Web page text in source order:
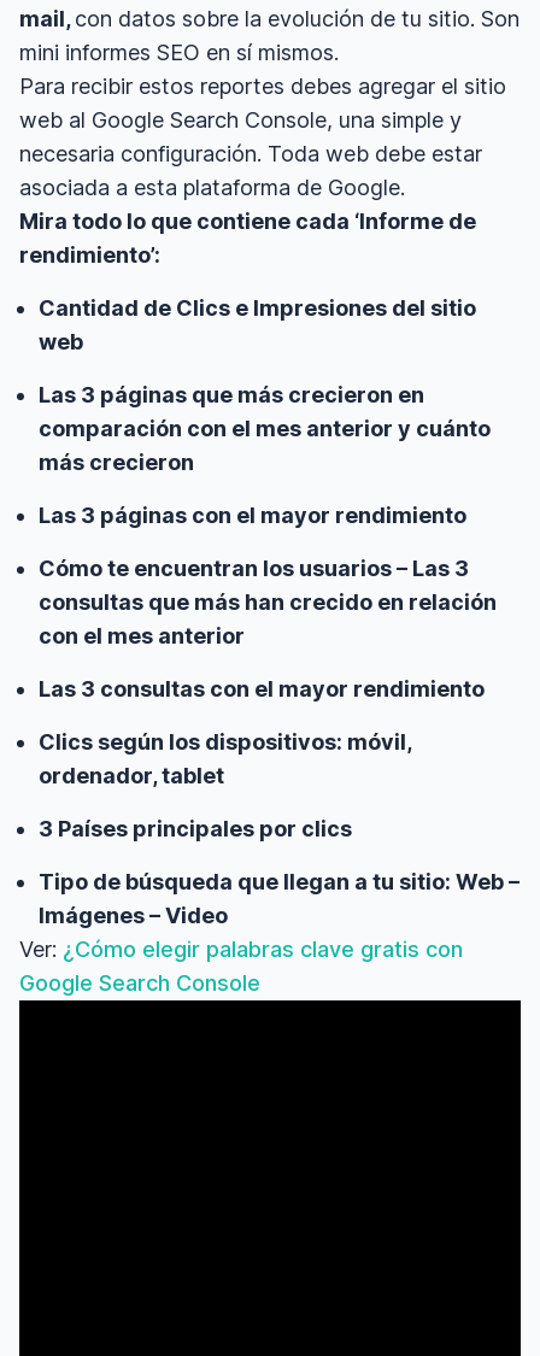
mail,con datos sobre la evolución de tu sitio. Son
mini informes SEO en sí mismos.
Para recibir estos reportes debes agregar el sitio
web al Google Search Console, una simple y
necesaria configuración. Toda web debe estar
asociada a esta plataforma de Google.
Mira todo lo que contiene cada ‘Informe de
rendimiento’:
Cantidad de Clics e Impresiones del sitio
web
Las 3 páginas que más crecieron en
comparación con el mes anterior y cuánto
más crecieron
Las 3 páginas con el mayor rendimiento
Cómo te encuentran los usuarios – Las 3
consultas que más han crecido en relación
con el mes anterior
Las 3 consultas con el mayor rendimiento
Clics según los dispositivos: móvil,
ordenador, tablet
3 Países principales por clics
Tipo de búsqueda que llegan a tu sitio: Web –
Imágenes – Video
Ver: ¿Cómo elegir palabras clave gratis con
Google Search Console